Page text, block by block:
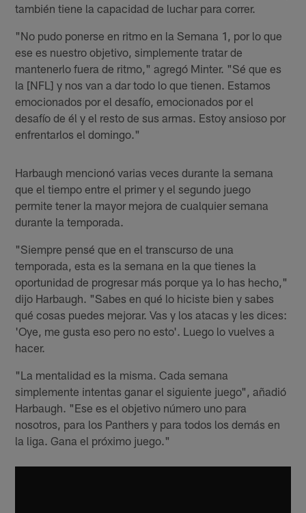
también tiene la capacidad de luchar para correr.
"No pudo ponerse en ritmo en la Semana 1, por lo que
ese es nuestro objetivo, simplemente tratar de
mantenerlo fuera de ritmo," agregó Minter. "Sé que es
la [NFL] y nos van a dar todo lo que tienen. Estamos
emocionados por el desafío, emocionados por el
desafío de él y el resto de sus armas. Estoy ansioso por
enfrentarlos el domingo."
Harbaugh mencionó varias veces durante la semana
que el tiempo entre el primer y el segundo juego
permite tener la mayor mejora de cualquier semana
durante la temporada.
"Siempre pensé que en el transcurso de una
temporada, esta es la semana en la que tienes la
oportunidad de progresar más porque ya lo has hecho,"
dijo Harbaugh. "Sabes en qué lo hiciste bien y sabes
qué cosas puedes mejorar. Vas y los atacas y les dices:
'Oye, me gusta eso pero no esto'. Luego lo vuelves a
hacer.
"La mentalidad es la misma. Cada semana
simplemente intentas ganar el siguiente juego", añadió
Harbaugh. "Ese es el objetivo número uno para
nosotros, para los Panthers y para todos los demás en
la liga. Gana el próximo juego."